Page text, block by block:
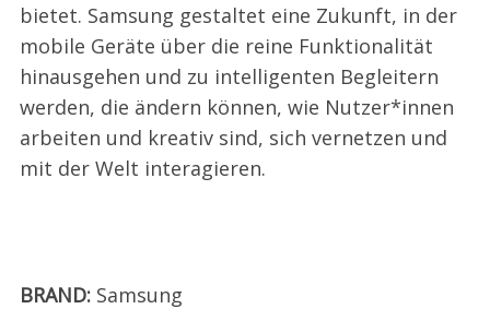
bietet. Samsung gestaltet eine Zukunft, in der
mobile Geräte über die reine Funktionalität
hinausgehen und zu intelligenten Begleitern
werden, die ändern können, wie Nutzer*innen
arbeiten und kreativ sind, sich vernetzen und
mit der Welt interagieren.
BRAND:Samsung